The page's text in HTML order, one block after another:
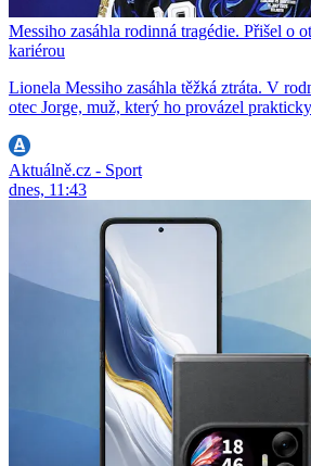
Messiho zasáhla rodinná tragédie. Přišel o
kariérou
Lionela Messiho zasáhla těžká ztráta. V
otec Jorge, muž, který ho provázel
Aktuálně.cz - Sport
dnes, 11:43